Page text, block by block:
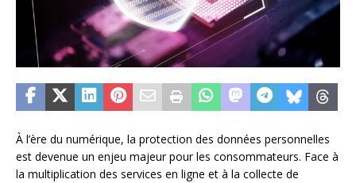
À l’ère du numérique, la protection des données personnelles
est devenue un enjeu majeur pour les consommateurs. Face à
la multiplication des services en ligne et à la collecte de